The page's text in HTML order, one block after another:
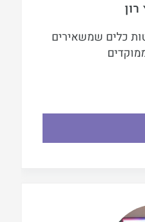
רון
כלים שמשאירים